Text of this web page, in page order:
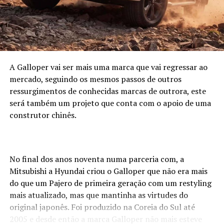
A Galloper vai ser mais uma marca que vai regressar ao
mercado, seguindo os mesmos passos de outros
ressurgimentos de conhecidas marcas de outrora, este
será também um projeto que conta com o apoio de uma
construtor chinês.
No final dos anos noventa numa parceria com, a
Mitsubishi a Hyundai criou o Galloper que não era mais
do que um Pajero de primeira geração com um restyling
mais atualizado, mas que mantinha as virtudes do
original japonês. Foi produzido na Coreia do Sul até
2005 e desde então a marca Galloper não mais esteve